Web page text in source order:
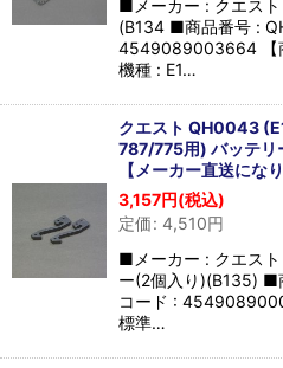
■メーカー : クエス
(B134 ■商品番号 :
4549089003664 【
機種 : E1…
クエスト QH0043
787/775用) バッテ
【メーカー直送になり
3,157円(税込)
定価: 4,510円
■メーカー : クエス
ー(2個入り)(B135)
コード :
標準…